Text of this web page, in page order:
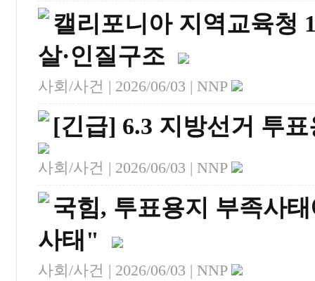
캘리포니아 지역교육청
살·인질구조
사회/사건 | 2026/06/03 | NNP
[긴급] 6.3 지방선거 투
사회/사건 | 2026/06/03 | NNP
국힘, 투표용지 부족사
사태"
사회/사건 | 2026/06/03 | NNP